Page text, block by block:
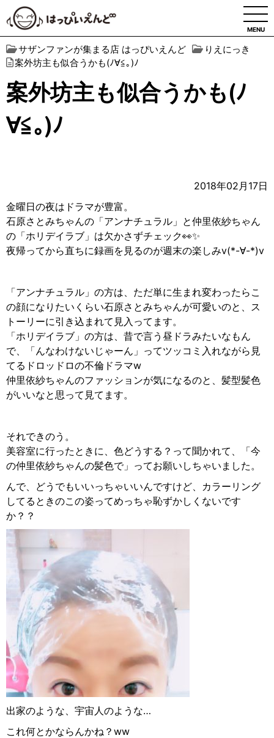
MENU
サザンファンが集まる店 はっぴいえんど
りえにっき
案外坊主も似合うかも(ﾉ∀︎≦︎｡)ﾉ
案外坊主も似合うかも(ﾉ
∀︎≦︎｡)ﾉ
2018年02月17日
金曜日の夜はドラマが豊富。
石原さとみちゃんの「アンナチュラル」と仲里依紗ちゃん
の「ホリデイラブ」は欠かさずチェック👀✨
夜帰ってから直ちに録画を見るのが週末の楽しみv(*-∀-*)v
「アンナチュラル」の方は、ただ単に生まれ変わったらこ
の顔になりたいくらい石原さとみちゃんが可愛いのと、ス
トーリーに引き込まれて見入ってます。
「ホリデイラブ」の方は、昔で言う昼ドラみたいなもん
で、「んなわけないじゃーん」ってツッコミ入れながら見
てるドロッドロの不倫ドラマw
仲里依紗ちゃんのファッションが気になるのと、髪型髪色
がいいなと思って見てます。
それできのう。
美容室に行ったときに、色どうする？って聞かれて、「今
の仲里依紗ちゃんの髪色で」ってお願いしちゃいました。
んで、どうでもいいっちゃいいんですけど、カラーリング
してるときのこの姿ってめっちゃ恥ずかしくないです
か？？
出家のような、宇宙人のような…
これ何とかならんかね？ww